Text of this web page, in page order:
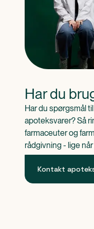
Har du
Har du spørgsmål
apoteksvarer? Så
farmaceuter og
rådgivning - lige
Kontakt